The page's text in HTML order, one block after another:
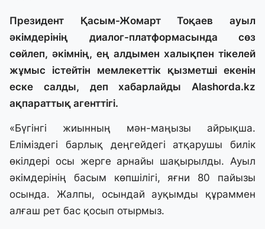
Президент Қасым-Жомарт Тоқаев ауыл
әкімдерінің диалог-платформасында сөз
сөйлеп, әкімнің, ең алдымен халықпен тікелей
жұмыс істейтін мемлекеттік қызметші екенін
еске салды, деп хабарлайды Alashorda.kz
ақпараттық агенттігі.
«Бүгінгі жиынның мән-маңызы айрықша.
Еліміздегі барлық деңгейдегі атқарушы билік
өкілдері осы жерге арнайы шақырылды. Ауыл
әкімдерінің басым көпшілігі, яғни 80 пайызы
осында. Жалпы, осындай ауқымды құраммен
алғаш рет бас қосып отырмыз.